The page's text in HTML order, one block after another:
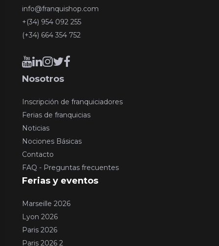
info@franquishop.com
+(34) 954 092 255
(+34) 664 354 752
Nosotros
Inscripción de franquiciadores
Ferias de franquicias
Noticias
Nociones Básicas
Contacto
FAQ - Preguntas frecuentes
Ferias y eventos
Marseille 2026
Lyon 2026
Paris 2026
Paris 2026 2